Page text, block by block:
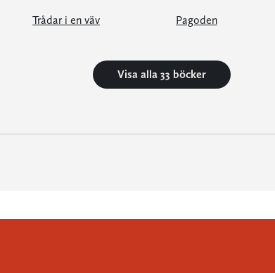
Trådar i en väv Pagoden
Visa alla 33 böcker